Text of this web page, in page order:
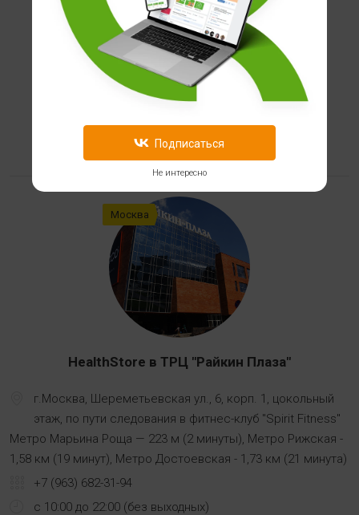
Москва
HealthStore в ТРЦ "Райкин Плаза"
г.Москва, Шереметьевская ул., 6, корп. 1, цокольный
этаж, по пути следования в фитнес-клуб "Spirit Fitness"
Метро Марьина Роща — 223 м (2 минуты), Метро Рижская -
1,58 км (19 минут), Метро Достоевская - 1,73 км (21 минута)
+7 (963) 682-31-94
с 10:00 до 22:00 (без выходных)
Подписаться
Не интересно